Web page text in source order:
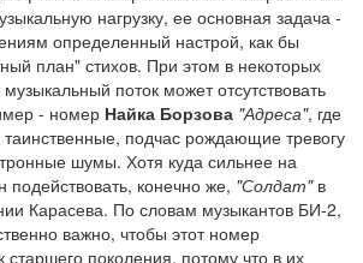
нагрузку, ее основная задача -
определенный настрой, как бы
план" стихов. При этом в некоторых
поток может отсутствовать
- номер Найка Борзова "Адреса", где
таинственные, подчас рождающие тревогу
шумы. Хотя куда сильнее на
подействовать, конечно же, "Солдат"в
Карасева. По словам музыкантов БИ-2,
важно, чтобы этот номер
старшего поколения, потому что в их